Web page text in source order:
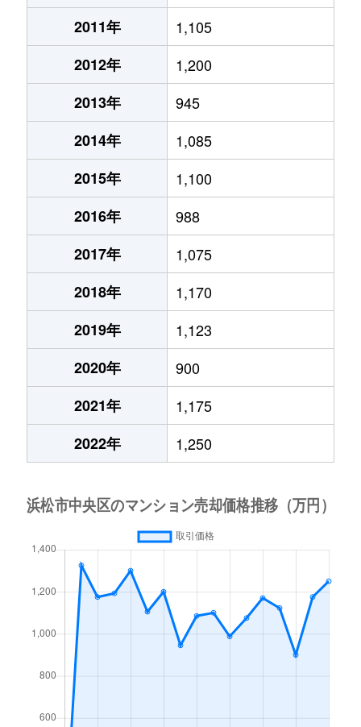
2011年
1,105
2012年
1,200
2013年
945
2014年
1,085
2015年
1,100
2016年
988
2017年
1,075
2018年
1,170
2019年
1,123
2020年
900
2021年
1,175
2022年
1,250